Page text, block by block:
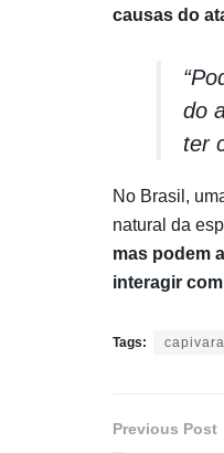
causas do
do
ter
No Brasil,
natural da
mas podem
interagir
Tags: capivara
Previous Post